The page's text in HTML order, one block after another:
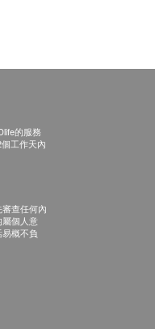
的服務
工作天內
查任何內
個人意
概不負